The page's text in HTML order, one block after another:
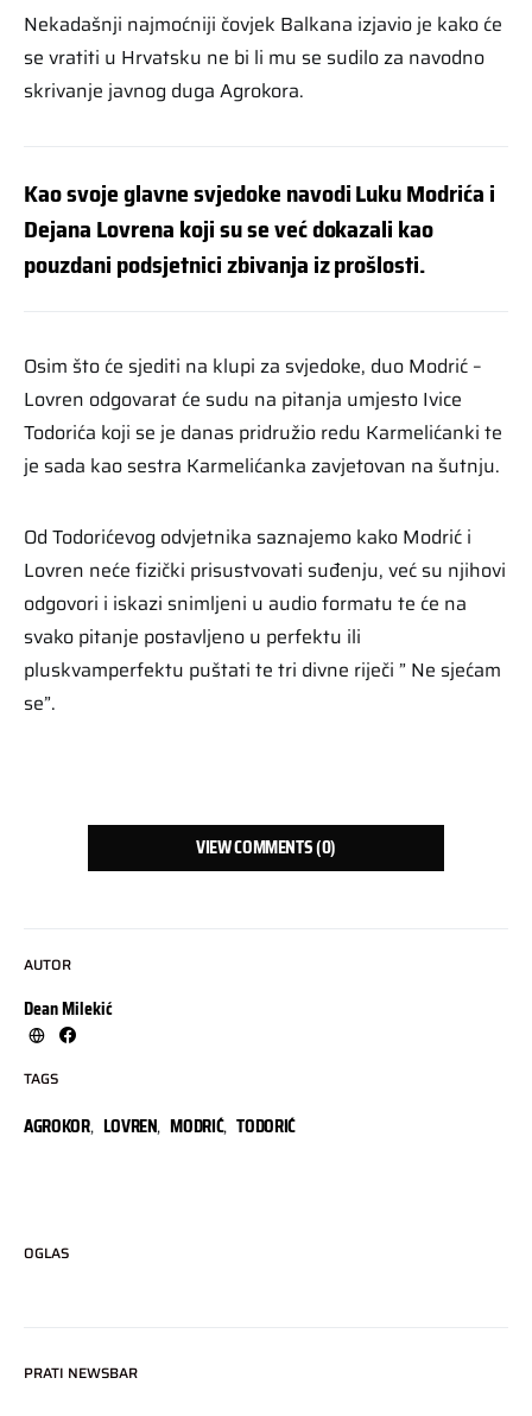
AUTOR
Dean Milekić
TAGS
AGROKOR, LOVREN, MODRIĆ, TODORIĆ
Nekadašnji najmoćniji čovjek Balkana izjavio je kako će
se vratiti u Hrvatsku ne bi li mu se sudilo za navodno
skrivanje javnog duga Agrokora.
Kao svoje glavne svjedoke navodi Luku Modrića i
Dejana Lovrena koji su se već dokazali kao
pouzdani podsjetnici zbivanja iz prošlosti.
Osim što će sjediti na klupi za svjedoke, duo Modrić –
Lovren odgovarat će sudu na pitanja umjesto Ivice
Todorića koji se je danas pridružio redu Karmelićanki te
je sada kao sestra Karmelićanka zavjetovan na šutnju.
Od Todorićevog odvjetnika saznajemo kako Modrić i
Lovren neće fizički prisustvovati suđenju, već su njihovi
odgovori i iskazi snimljeni u audio formatu te će na
svako pitanje postavljeno u perfektu ili
pluskvamperfektu puštati te tri divne riječi ” Ne sjećam
se”.
VIEW COMMENTS (0)
OGLAS
PRATI NEWSBAR